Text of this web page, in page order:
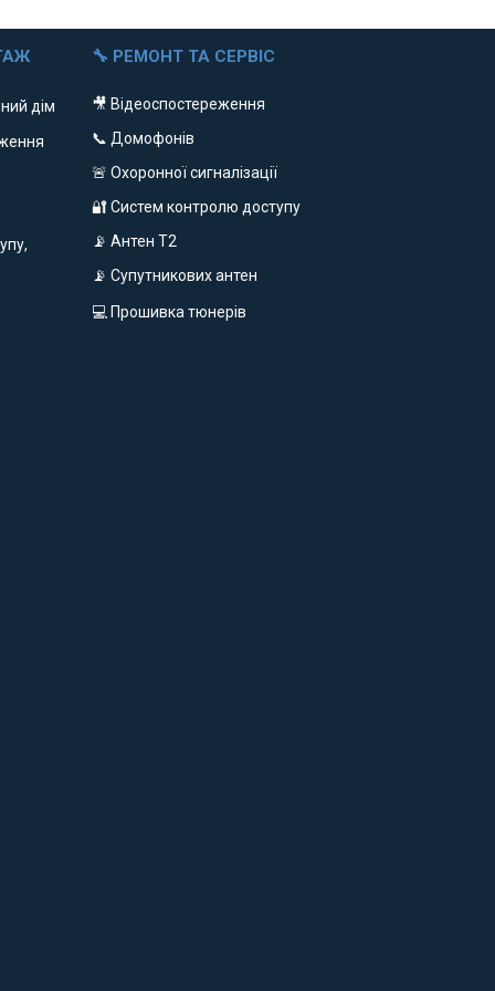
дім
🔧 РЕМОНТ ТА СЕРВІС
🎥 Відеоспостереження
📞 Домофонів
🚨 Охоронної сигналізації
🔐 Систем контролю доступу
📡 Антен Т2
📡 Супутникових антен
💻 Прошивка тюнерів